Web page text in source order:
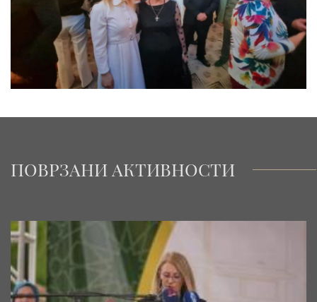
ПОВРЗАНИ АКТИВНОСТИ